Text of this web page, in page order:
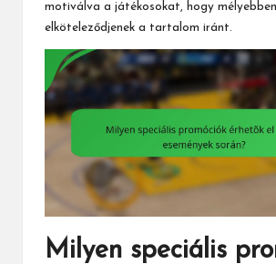
motiválva a játékosokat, hogy mélyebben
elköteleződjenek a tartalom iránt.
Milyen speciális